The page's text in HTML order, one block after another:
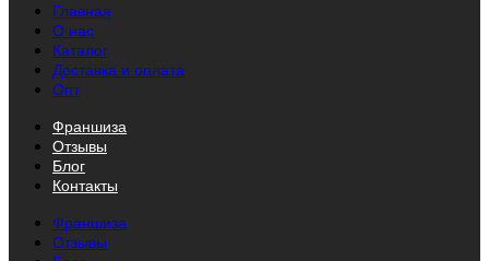
Главная
О нас
Каталог
Доставка и оплата
Опт
Франшиза
Отзывы
Блог
Контакты
Франшиза
Отзывы